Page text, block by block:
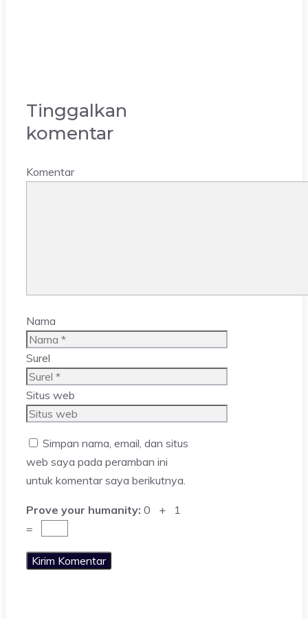
Tinggalkan
komentar
Komentar
Nama
Surel
Situs web
Simpan nama, email, dan situs
web saya pada peramban ini
untuk komentar saya berikutnya.
Prove your humanity: 0 + 1
=